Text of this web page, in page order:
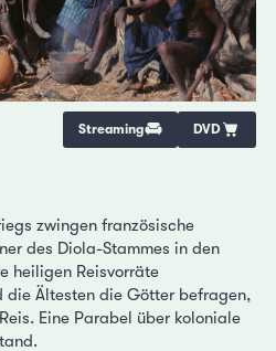
Streaming DVD
zwingen französische
des Diola-Stammes in den
heiligen Reisvorräte
die Ältesten die Götter befragen,
Eine Parabel über koloniale